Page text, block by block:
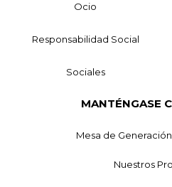
Ocio
Responsabilidad Social
Sociales
MANTÉNGASE
Mesa de
Nuestros